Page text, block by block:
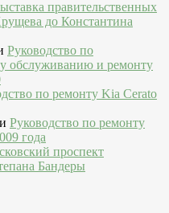
правительственных
до Константина
Руководство по
обслуживанию и ремонту
по ремонту Kia Cerato
Руководство по ремонту
года
проспект
Бандеры